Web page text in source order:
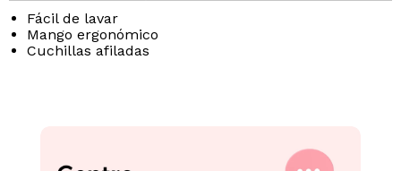
Fácil de lavar
Mango ergonómico
Cuchillas afiladas